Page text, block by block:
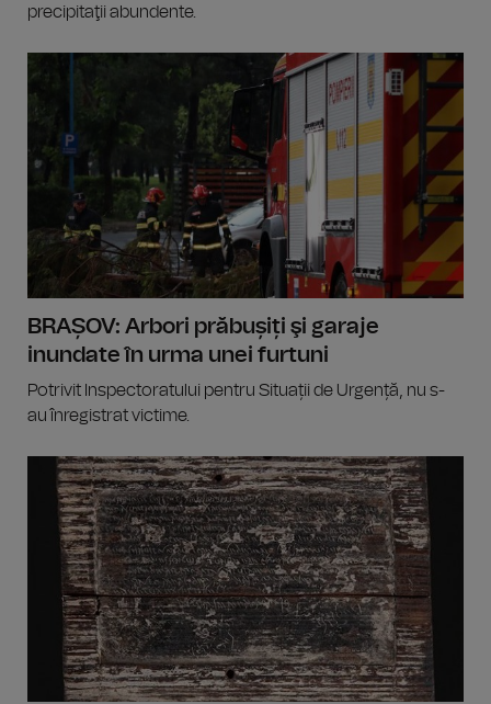
precipitaţii abundente.
BRAȘOV: Arbori prăbușiți şi garaje
inundate în urma unei furtuni
Potrivit Inspectoratului pentru Situații de Urgență, nu s-
au înregistrat victime.